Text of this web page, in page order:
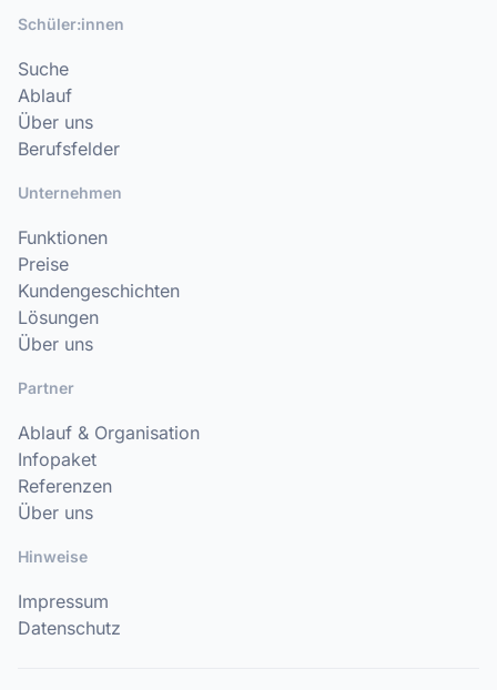
Schüler:innen
Suche
Ablauf
Über uns
Berufsfelder
Unternehmen
Funktionen
Preise
Kundengeschichten
Lösungen
Über uns
Partner
Ablauf & Organisation
Infopaket
Referenzen
Über uns
Hinweise
Impressum
Datenschutz